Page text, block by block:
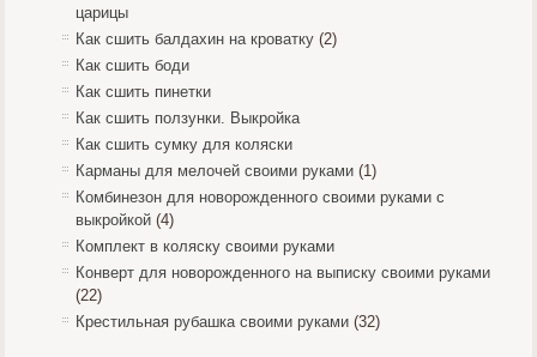
царицы
Как сшить балдахин на кроватку (2)
Как сшить боди
Как сшить пинетки
Как сшить ползунки. Выкройка
Как сшить сумку для коляски
Карманы для мелочей своими руками (1)
Комбинезон для новорожденного своими руками с
выкройкой (4)
Комплект в коляску своими руками
Конверт для новорожденного на выписку своими руками
(22)
Крестильная рубашка своими руками (32)